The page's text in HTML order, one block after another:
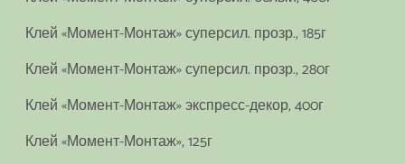
Клей «Момент-Монтаж» суперсил. прозр., 185г
Клей «Момент-Монтаж» суперсил. прозр., 280г
Клей «Момент-Монтаж» экспресс-декор, 400г
Клей «Момент-Монтаж», 125г